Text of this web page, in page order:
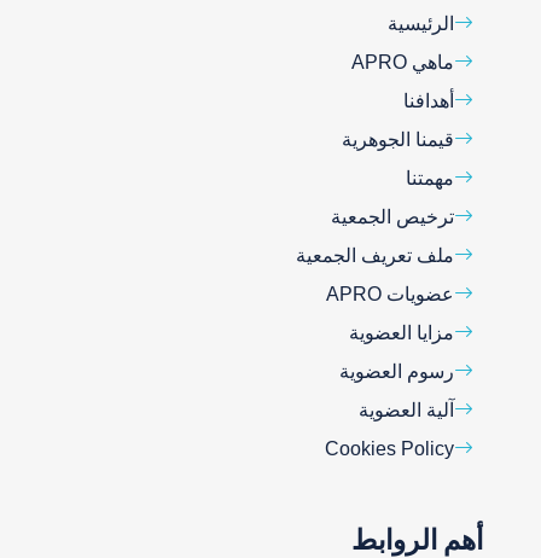
الرئيسية
ماهي APRO
أهدافنا
قيمنا الجوهرية
مهمتنا
ترخيص الجمعية
ملف تعريف الجمعية
عضويات APRO
مزايا العضوية
رسوم العضوية
آلية العضوية
Cookies Policy
أهم الروابط